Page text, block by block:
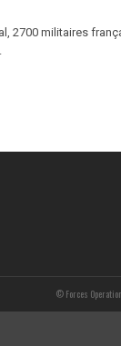
2700 militaires
© Forces